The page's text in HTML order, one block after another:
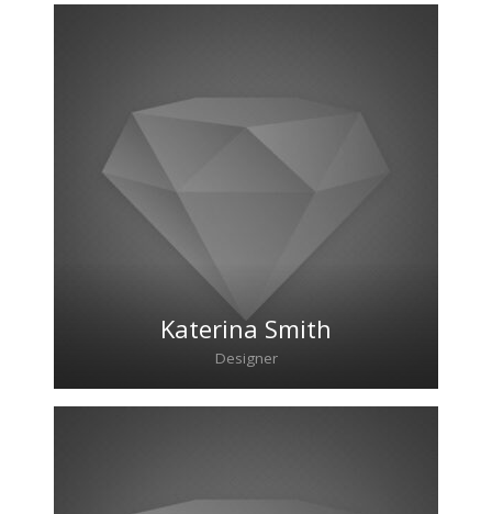
Lorem ipsum dolor sit amet, consectetur
adipiscing elit. Morbi sagittis, sem quis
lacinia faucibus, orci ipsum gravida tortor.
Katerina Smith
Designer